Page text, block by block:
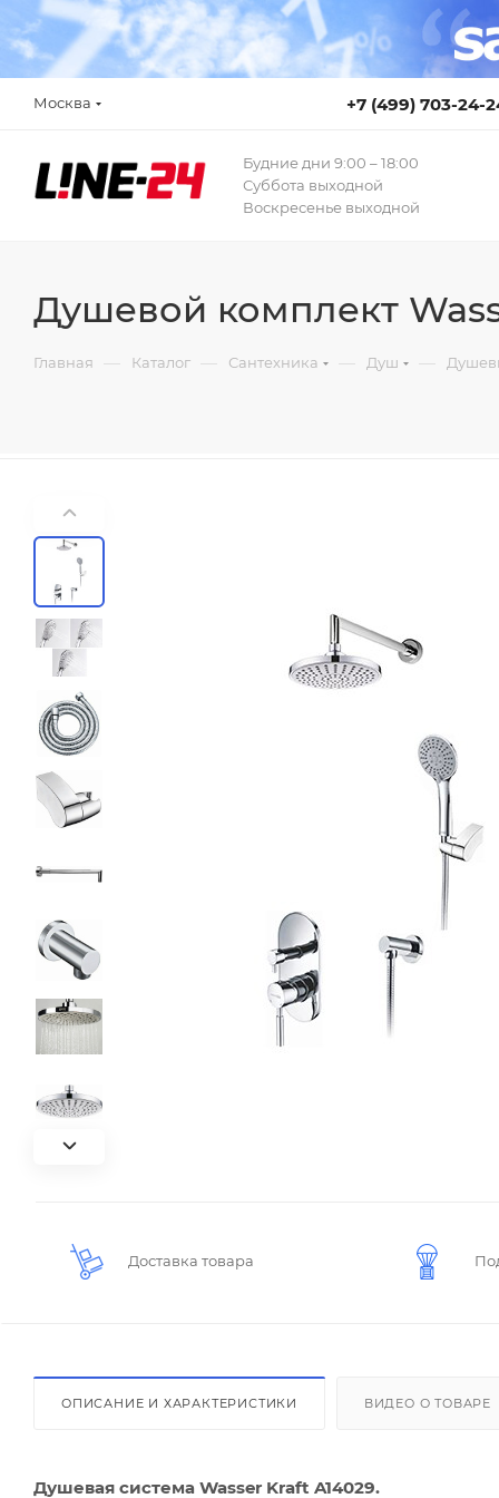
Москва +7 (499) 703-24-
Будние дни 9:00 – 18:00
Суббота выходной
Воскресенье выходной
Душевой комплект
Главная — Каталог — Сантехника — Душ —
Доставка товара
ОПИСАНИЕ И ХАРАКТЕРИСТИКИ ВИДЕО О ТОВАРЕ
Душевая система Wasser Kraft A14029.